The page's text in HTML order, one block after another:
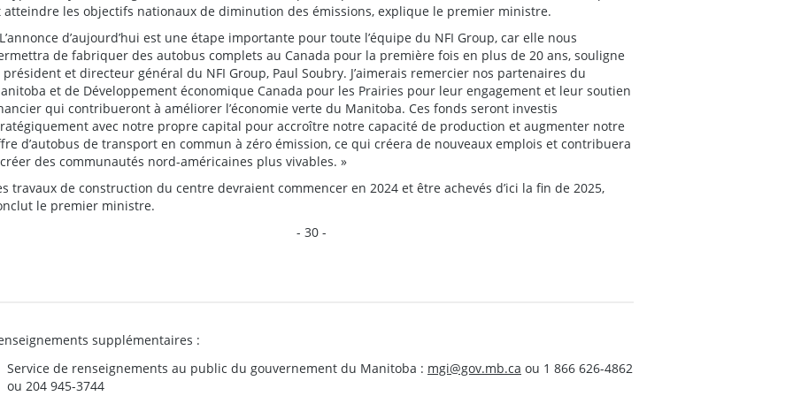
atteindre les objectifs nationaux de diminution des émissions, explique le premier ministre.
d’aujourd’hui est une étape importante pour toute l’équipe du NFI Group, car elle nous
de fabriquer des autobus complets au Canada pour la première fois en plus de 20 ans, souligne
président et directeur général du NFI Group, Paul Soubry. J’aimerais remercier nos partenaires du
et de Développement économique Canada pour les Prairies pour leur engagement et leur soutien
qui contribueront à améliorer l’économie verte du Manitoba. Ces fonds seront investis
avec notre propre capital pour accroître notre capacité de production et augmenter notre
d’autobus de transport en commun à zéro émission, ce qui créera de nouveaux emplois et contribuera
des communautés nord-américaines plus vivables. »
travaux de construction du centre devraient commencer en 2024 et être achevés d’ici la fin de 2025,
le premier ministre.
- 30 -
supplémentaires :
Service de renseignements au public du gouvernement du Manitoba : mgi@gov.mb.ca ou 1 866 626-4862
ou 204 945-3744